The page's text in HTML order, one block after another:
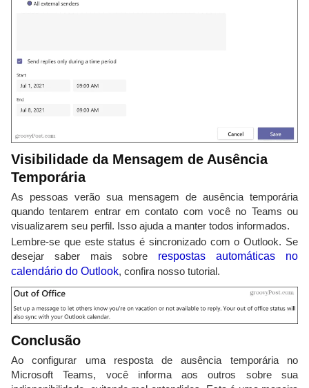
Visibilidade da Mensagem de Ausência
Temporária
As pessoas verão sua mensagem de ausência temporária
quando tentarem entrar em contato com você no Teams ou
visualizarem seu perfil. Isso ajuda a manter todos informados.
Lembre-se que este status é sincronizado com o Outlook. Se
desejar saber mais sobre respostas automáticas no
calendário do Outlook, confira nosso tutorial.
Conclusão
Ao configurar uma resposta de ausência temporária no
Microsoft Teams, você informa aos outros sobre sua